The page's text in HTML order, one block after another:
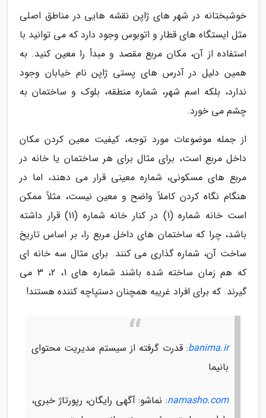
خوشبختانه در شهر های ژاپن نقشه هایی در مناطق اصلی
مثل ایستگاه های قطار و اتوبوس وجود دارد که می توانید با
استفاده از آن، مکان مربع مقصد و مبدأ را معین کنید. به
همین دلیل در آدرس های پستی ژاپن نام خیابان وجود
ندارد، بلکه اسم شهر، شماره منطقه، بلوک و ساختمان به
چشم می خورد.
از جمله موضوعات مورد توجه، کیفیت معین کردن مکان
داخل مربع است، برای مثال برای هر ساختمان یا خانه در
مربع های مسکونی، شماره معینی قرار می دهند، اما در
هنگام نگاه کردن کاملاً واضح و معین نیست، مثلاً ممکن
است خانه شماره (1) در کنار خانه شماره (11) قرار داشته
باشد، چرا که ساختمان های داخل مربع را، بر اساس تاریخ
ساخت آن، شماره گذاری می کنند. برای مثال سه خانه ای
که هم زمان ساخته شده باشند شماره های 1، 2، 3 می
گیرند. که برای افراد غریبه همچنان دستپاچه کننده هستند!
banima.ir: قدرت گرفته از سیستم مدیریت محتوای
بانیما
namasho.com: نماشو: آگهی رایگان، رپورتاژ خبری،